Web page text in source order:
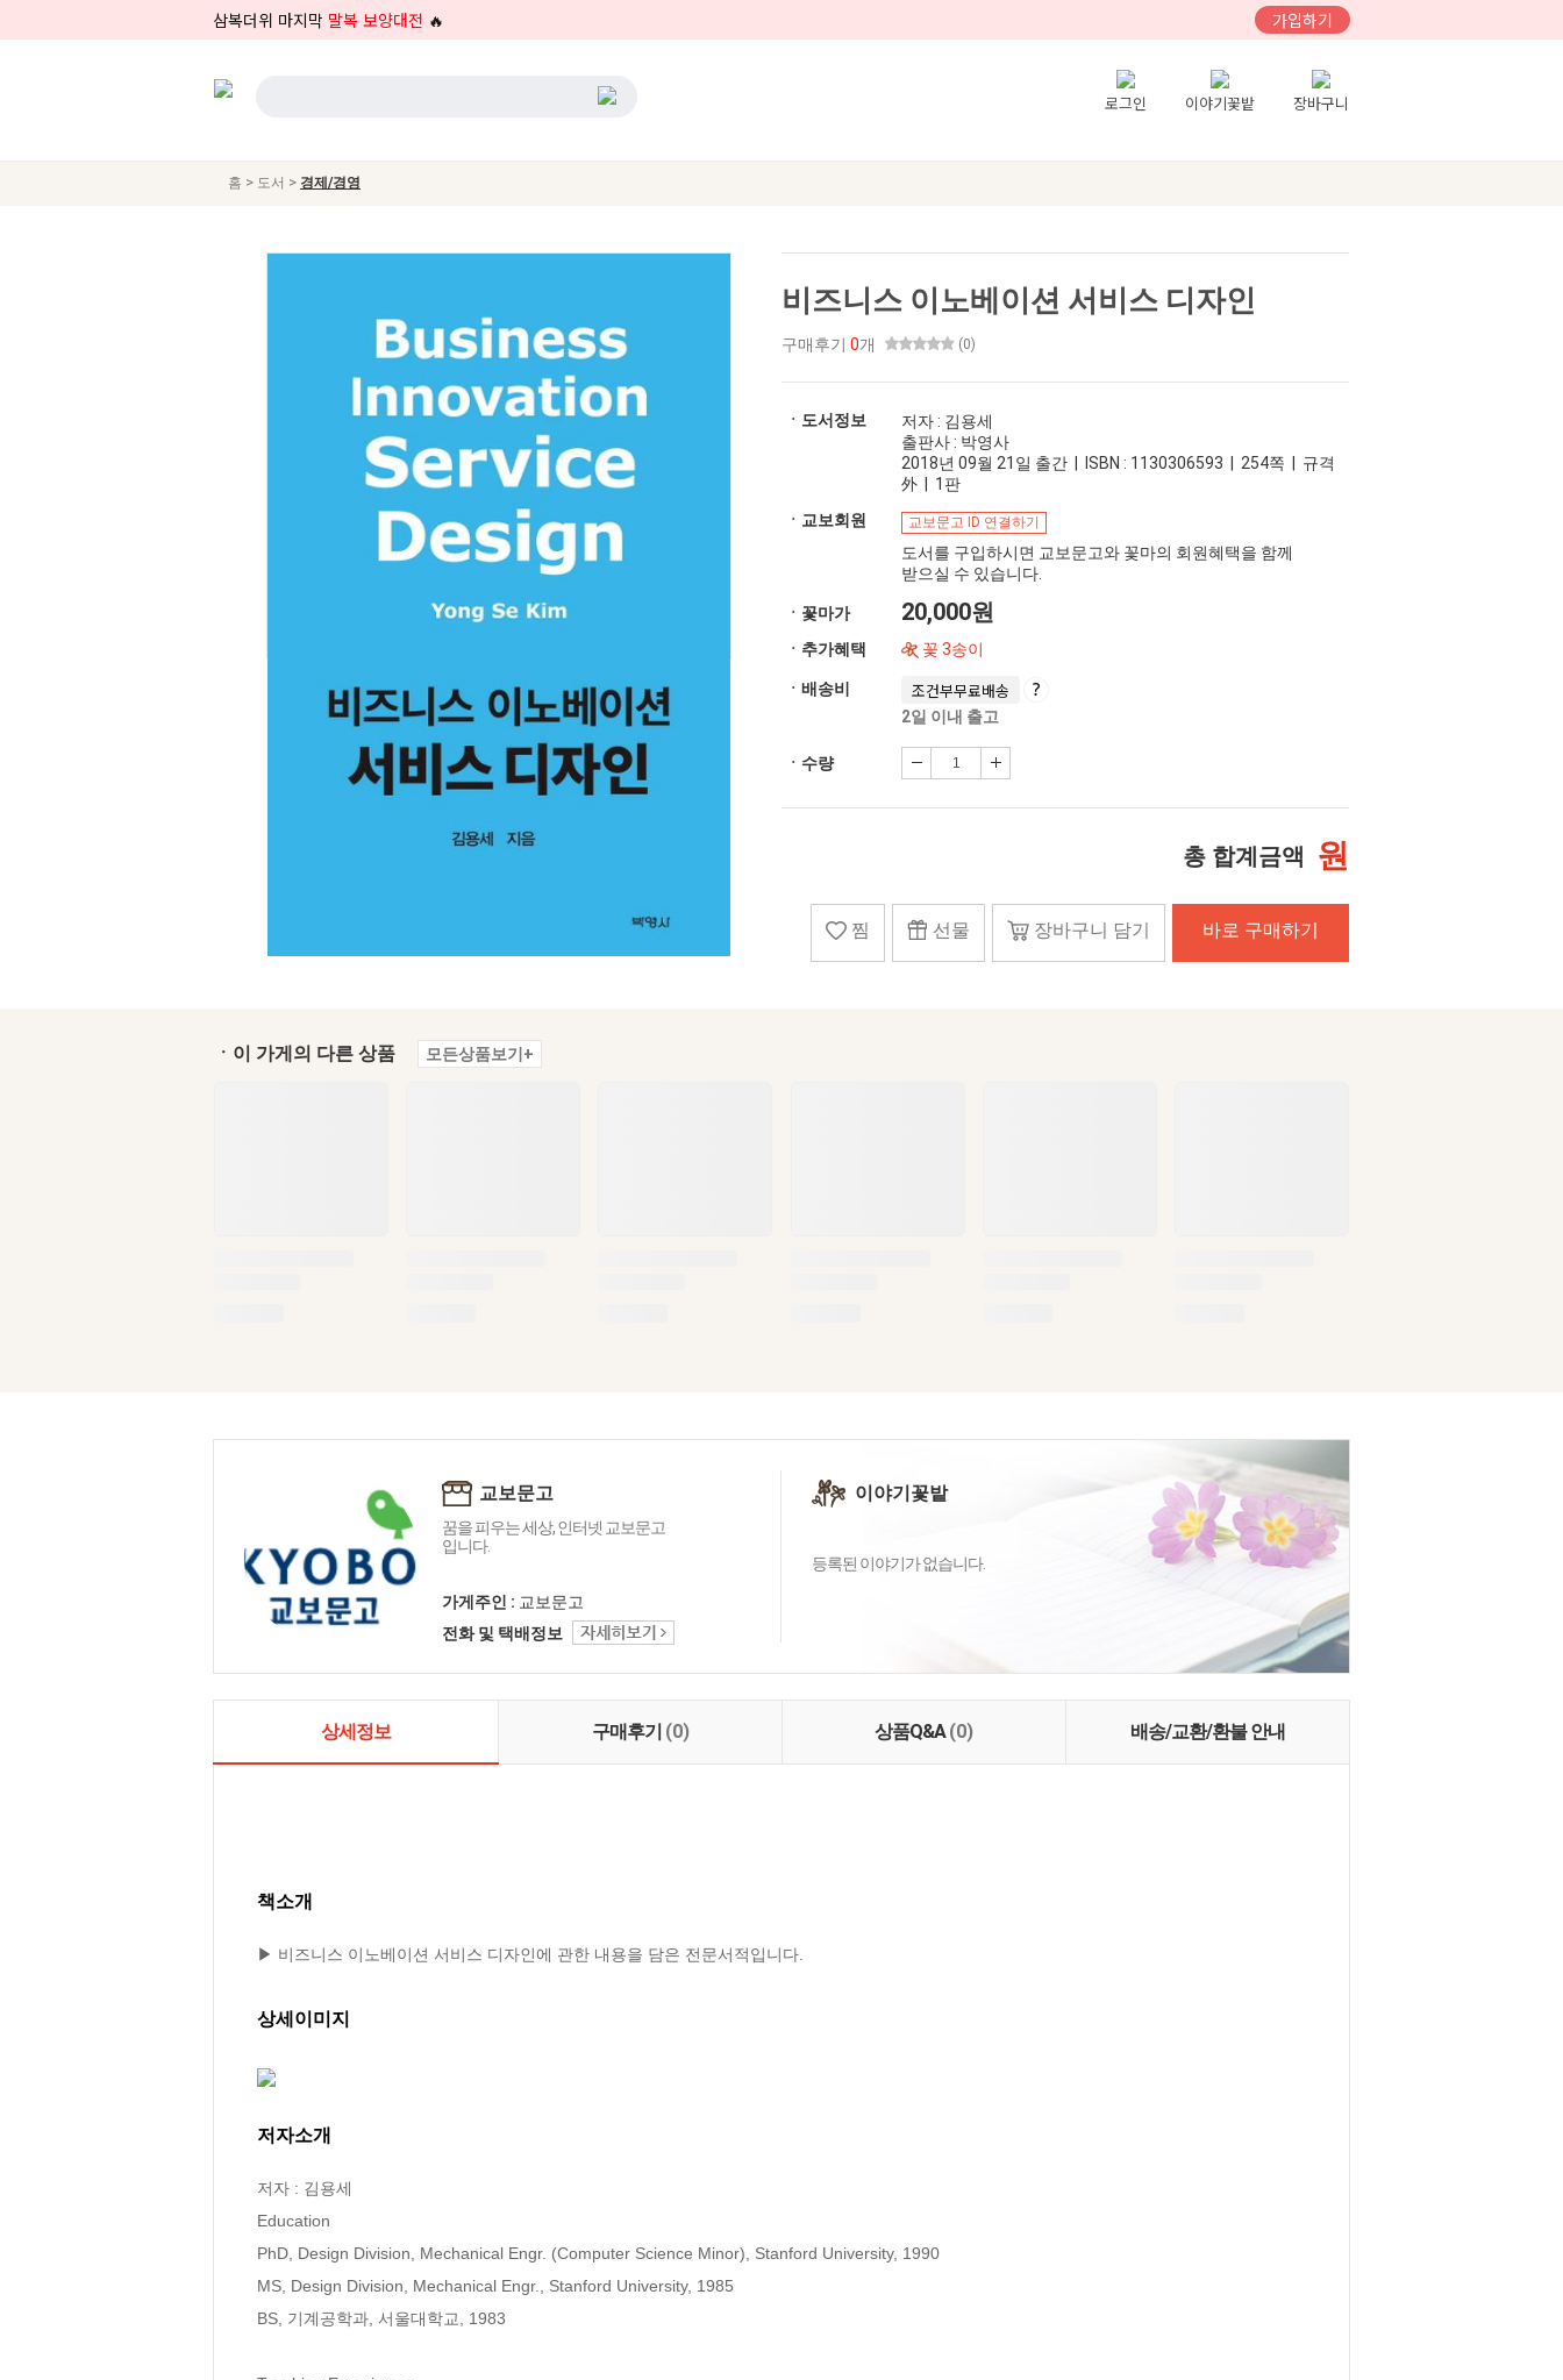
삼복더위 마지막 말복 보양대전 🔥 가입하기
로그인 이야기꽃밭 장바구니
홈 > 도서 > 경제/경영
비즈니스 이노베이션 서비스 디자인
구매후기 0개 (0)
ㆍ도서정보
저자 : 김용세
출판사 : 박영사
2018년 09월 21일 출간 | ISBN : 1130306593 | 254쪽 | 규격
外 | 1판
ㆍ교보회원
교보문고 ID 연결하기
도서를 구입하시면 교보문고와 꽃마의 회원혜택을 함께
받으실 수 있습니다.
ㆍ꽃마가 20,000원
ㆍ추가혜택 꽃 3송이
ㆍ배송비 조건부무료배송
2일 이내 출고
ㆍ수량
총 합계금액 원
찜 선물 장바구니 담기 바로 구매하기
ㆍ이 가게의 다른 상품 모든상품보기+
교보문고
꿈을 피우는 세상, 인터넷 교보문고
입니다.
가게주인 : 교보문고
전화 및 택배정보
이야기꽃밭
등록된 이야기가 없습니다.
상세정보 구매후기 (0) 상품Q&A(0) 배송/교환/환불 안내
책소개
▶ 비즈니스 이노베이션 서비스 디자인에 관한 내용을 담은 전문서적입니다.
상세이미지
저자소개
저자 : 김용세
Education
PhD, Design Division, Mechanical Engr. (Computer Science Minor), Stanford University, 1990
MS, Design Division, Mechanical Engr., Stanford University, 1985
BS, 기계공학과, 서울대학교, 1983